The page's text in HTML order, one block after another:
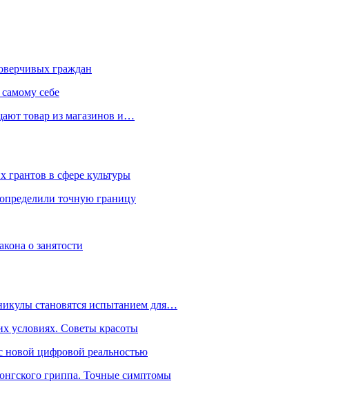
граждан
себе
товар из магазинов и…
грантов в сфере культуры
точную границу
о занятости
становятся испытанием для…
условиях. Советы красоты
новой цифровой реальностью
гриппа. Точные симптомы